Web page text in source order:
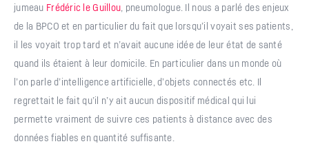
jumeau Frédéric le Guillou , pneumologue. Il nous a parlé des enjeux
de la BPCO et en particulier du fait que lorsqu’il voyait ses patients,
il les voyait trop tard et n’avait aucune idée de leur état de santé
quand ils étaient à leur domicile. En particulier dans un monde où
l’on parle d’intelligence artificielle, d’objets connectés etc. Il
regrettait le fait qu’il n’y ait aucun dispositif médical qui lui
permette vraiment de suivre ces patients à distance avec des
données fiables en quantité suffisante.